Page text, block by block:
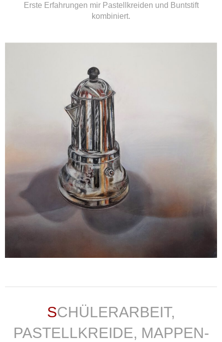
Erste Erfahrungen mir Pastellkreiden und Buntstift
kombiniert.
SCHÜLERARBEIT,
PASTELLKREIDE, MAPPEN-